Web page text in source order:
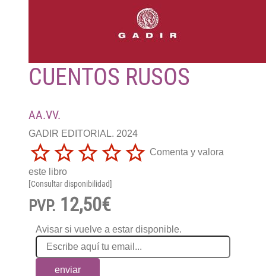
CUENTOS RUSOS
AA.VV.
GADIR EDITORIAL. 2024
Comenta y valora
este libro
[Consultar disponibilidad]
PVP. 12,50€
Avisar si vuelve a estar disponible.
enviar